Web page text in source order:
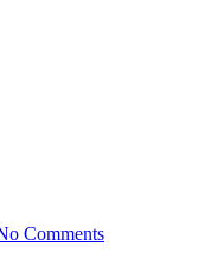
Comments